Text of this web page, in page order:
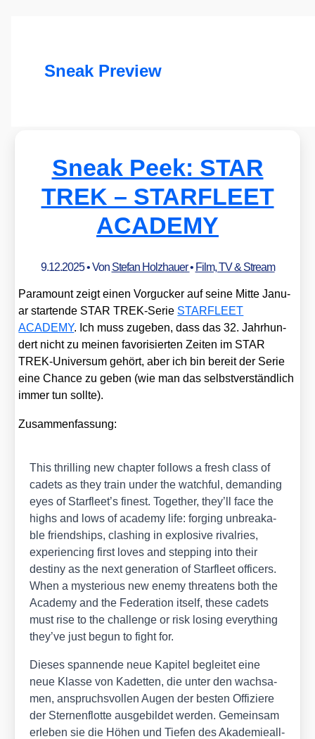
Sneak Preview
Sneak Peek: STAR
TREK – STARFLEET
ACADEMY
9.12.2025• Von Stefan Holzhauer• Film, TV & Stream
Para­mount zeigt einen Vor­gu­cker auf sei­ne Mit­te Janu­
ar star­ten­de STAR TREK-Serie STARFLEET
ACADEMY. Ich muss zuge­ben, dass das 32. Jahr­hun­
dert nicht zu mei­nen favo­ri­sier­ten Zei­ten im STAR
TREK-Uni­ver­sum gehört, aber ich bin bereit der Serie
eine Chan­ce zu geben (wie man das selbst­ver­ständ­lich
immer tun soll­te).
Zusam­men­fas­sung:
This thril­ling new chap­ter fol­lows a fresh class of
cadets as they train under the watchful, deman­ding
eyes of Starfleet’s finest. Tog­e­ther, they’ll face the
highs and lows of aca­de­my life: for­ging unbre­aka­
ble fri­end­ships, clas­hing in explo­si­ve rival­ries,
expe­ri­en­cing first loves and step­ping into their
desti­ny as the next gene­ra­ti­on of Star­fleet offi­cers.
When a mys­te­rious new ene­my threa­tens both the
Aca­de­my and the Fede­ra­ti­on its­elf, the­se cadets
must rise to the chall­enge or risk losing ever­y­thing
they’ve just begun to fight for.
Die­ses span­nen­de neue Kapi­tel beglei­tet eine
neue Klas­se von Kadet­ten, die unter den wach­sa­
men, anspruchs­vol­len Augen der bes­ten Offi­zie­re
der Ster­nen­flot­te aus­ge­bil­det wer­den. Gemein­sam
erle­ben sie die Höhen und Tie­fen des Aka­de­mie­all­